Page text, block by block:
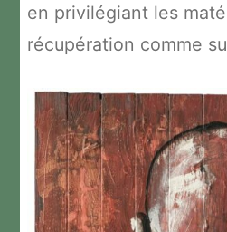
en privilégiant les
récupération comme